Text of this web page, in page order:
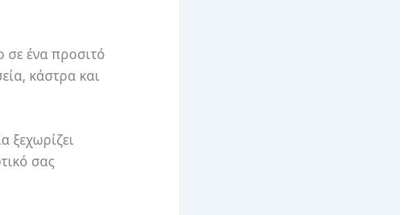
σε ένα προσιτό
κάστρα και
ξεχωρίζει
σας